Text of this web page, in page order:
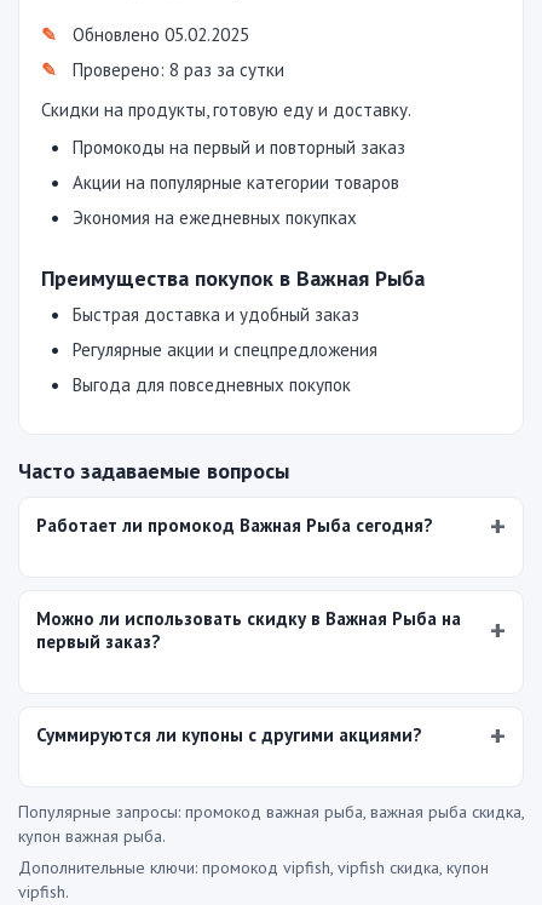
Обновлено 05.02.2025
Проверено: 8 раз за сутки
Скидки на продукты, готовую еду и доставку.
Промокоды на первый и повторный заказ
Акции на популярные категории товаров
Экономия на ежедневных покупках
Преимущества покупок в Важная Рыба
Быстрая доставка и удобный заказ
Регулярные акции и спецпредложения
Выгода для повседневных покупок
Часто задаваемые вопросы
Работает ли промокод Важная Рыба сегодня?
Можно ли использовать скидку в Важная Рыба на
первый заказ?
Суммируются ли купоны с другими акциями?
Популярные запросы: промокод важная рыба, важная рыба скидка,
купон важная рыба.
Дополнительные ключи: промокод vipfish, vipfish скидка, купон
vipfish.